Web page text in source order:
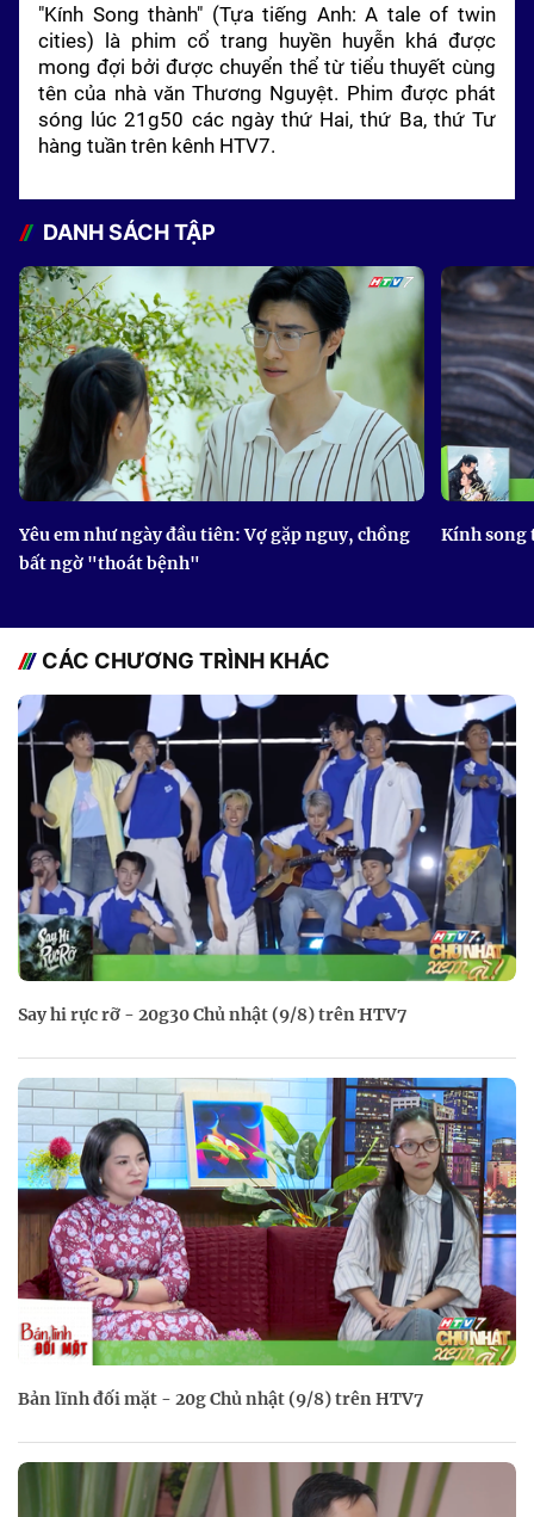
"Kính Song thành" (Tựa tiếng Anh: A tale of twin
cities) là phim cổ trang huyền huyễn khá được
mong đợi bởi được chuyển thể từ tiểu thuyết cùng
tên của nhà văn Thương Nguyệt. Phim được phát
sóng lúc 21g50 các ngày thứ Hai, thứ Ba, thứ Tư
hàng tuần trên kênh HTV7.
DANH SÁCH TẬP
Yêu em như ngày đầu tiên: Vợ gặp nguy, chồng
bất ngờ "thoát bệnh"
Kính song
CÁC CHƯƠNG TRÌNH KHÁC
Say hi rực rỡ - 20g30 Chủ nhật (9/8) trên HTV7
Bản lĩnh đối mặt - 20g Chủ nhật (9/8) trên HTV7